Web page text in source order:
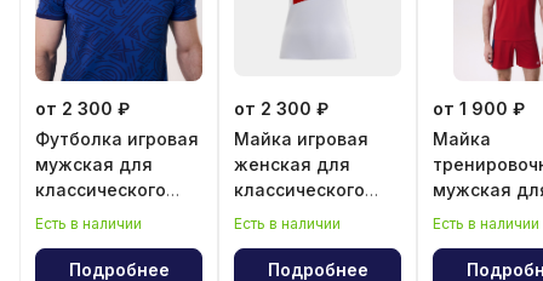
от 2 300 ₽
Футболка игровая
мужская для
классического
волейбола
Есть в наличии
Подробнее
от 2 300 ₽
Майка игровая
женская для
классического
волейбола "Год
Есть в наличии
Подробнее
от 1 900 ₽
Майка
мужская
Есть в наличии